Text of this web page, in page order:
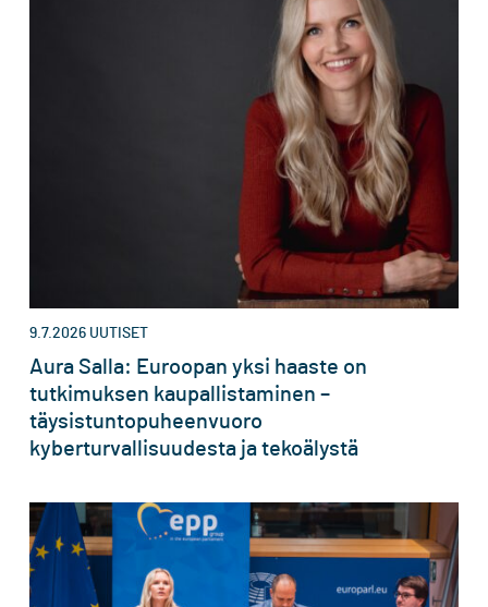
9.7.2026 UUTISET
Aura Salla: Euroopan yksi haaste on
tutkimuksen kaupallistaminen –
täysistuntopuheenvuoro
kyberturvallisuudesta ja tekoälystä